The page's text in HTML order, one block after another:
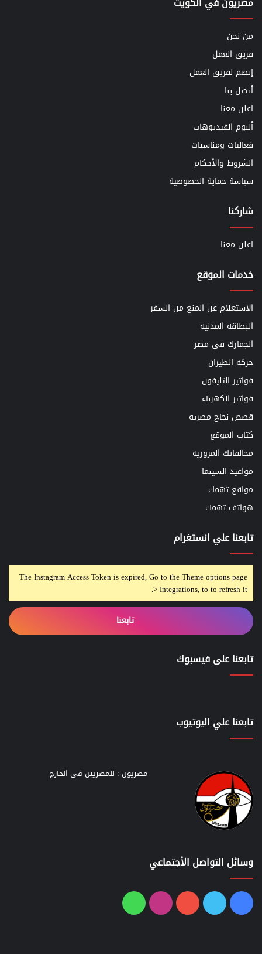
من نحن
فريق العمل
إنضم لفريق العمل
أتصل بنا
اعلن معنا
ألبوم الفيديوهات
فعاليات ومناسبات
الشروط والأحكام
سياسة حماية الخصوصية
شاركنا
اعلن معنا
خدمات الموقع
الاستعلام عن المنع من السفر
البطاقه المدنيه
الجمارك في مصر
حركه الطيران
فواتير التليفون
فواتير الكهرباء
قصص نجاح مصريه
كتاب الموقع
مخالفاتك المروريه
مواعيد السينما
مواقع تهمك
هواتف تهمك
تابعنا علي انستغرام
The Instagram Access Token is expired, Go to the Theme options page
> Integrations, to to refresh it.
تابعنا
تابعنا على فيسبوك
تابعنا علي اليوتيوب
مصريون : للمصريين في الخارج
وسائل التواصل الأجتماعي
فيسبوك
تويتر يوتيوبانستقرامواتساب